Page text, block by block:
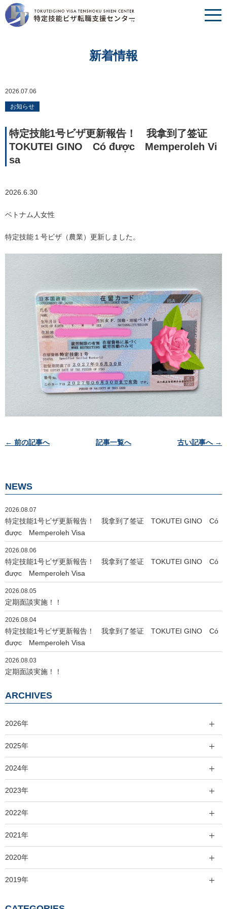
新着情報
2026.07.06
お知らせ
特定技能1号ビザ更新報告！ 我拿到了签证
TOKUTEI GINO Có được Memperoleh Vi
sa
2026.6.30
ベトナム人女性
特定技能１号ビザ（農業）更新しました。
投
ゲ
シ
ョ
ン
← 前の記事へ 古い記事へ →
記事一覧へ
NEWS
2026.08.07
特定技能1号ビザ更新報告！ 我拿到了签证 TOKUTEI GINO Có
được Memperoleh Visa
2026.08.06
特定技能1号ビザ更新報告！ 我拿到了签证 TOKUTEI GINO Có
được Memperoleh Visa
2026.08.05
定期面談実施！！
2026.08.04
特定技能1号ビザ更新報告！ 我拿到了签证 TOKUTEI GINO Có
được Memperoleh Visa
2026.08.03
定期面談実施！！
ARCHIVES
2026年
2025年
2024年
2023年
2022年
2021年
2020年
2019年